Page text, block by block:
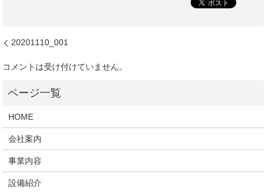
20201110_001
コメントは受け付けていません。
HOME
会社案内
事業内容
設備紹介